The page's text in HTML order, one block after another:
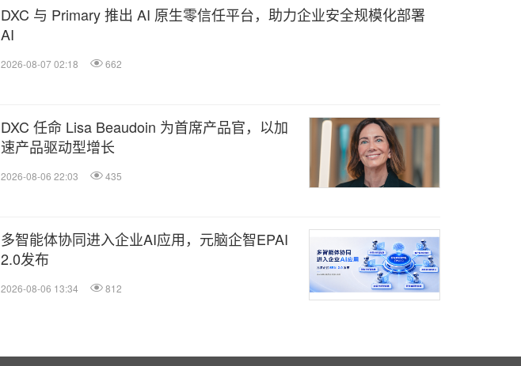
DXC 与 Primary 推出 AI 原生零信任平台，助力企业安全规模化部署
AI
2026-08-07 02:18 662
DXC 任命 Lisa Beaudoin 为首席产品官，以加
速产品驱动型增长
2026-08-06 22:03 435
多智能体协同进入企业AI应用，元脑企智EPAI
2.0发布
2026-08-06 13:34 812